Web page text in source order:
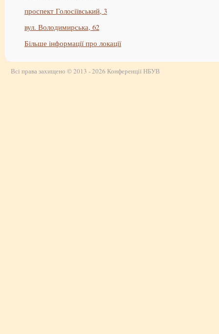
проспект Голосіївський, 3
вул. Володимирська, 62
Більше інформації про локації
Всі права захищено © 2013 - 2026 Конференції НБУВ